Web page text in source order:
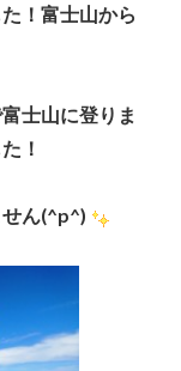
！富士山から
士山に登りま
！
ん(^p^)